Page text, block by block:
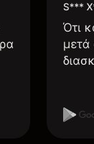
S***
Ότι
μετά